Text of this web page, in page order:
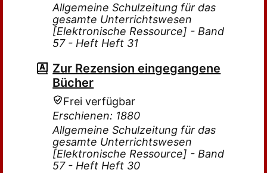
Allgemeine Schulzeitung für das
gesamte Unterrichtswesen
[Elektronische Ressource] - Band
57 - Heft Heft 31
Zur Rezension eingegangene
Bücher
Frei verfügbar
Erschienen: 1880
Allgemeine Schulzeitung für das
gesamte Unterrichtswesen
[Elektronische Ressource] - Band
57 - Heft Heft 30